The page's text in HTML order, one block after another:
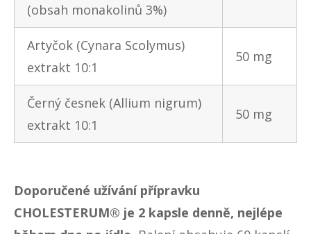
(obsah monakolinů 3%)
Artyčok (Cynara Scolymus)
extrakt 10:1
50 mg
Černý česnek (Allium nigrum)
extrakt 10:1
50 mg
Doporučené užívání přípravku
CHOLESTERUM® je 2 kapsle denně, nejlépe